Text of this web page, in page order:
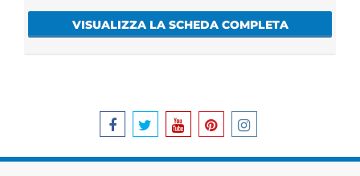
VISUALIZZA LA SCHEDA COMPLETA